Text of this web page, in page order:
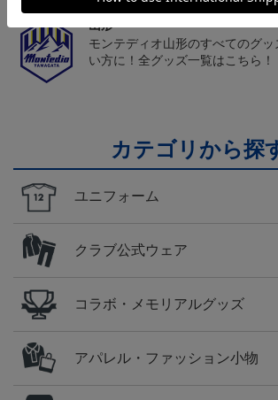
山形
モンテディオ山形のすべてのグ
い方に！全グッズ一覧はこちら！
カテゴリから探
ユニフォーム
クラブ公式ウェア
コラボ・メモリアルグッズ
アパレル・ファッション小物